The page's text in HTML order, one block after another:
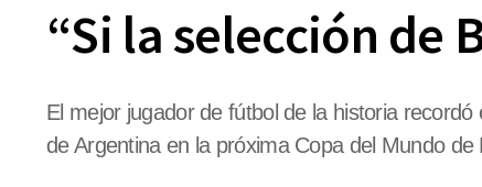
“Si la selección de
El mejor jugador de fútbol de la historia
de Argentina en la próxima Copa del Mundo de